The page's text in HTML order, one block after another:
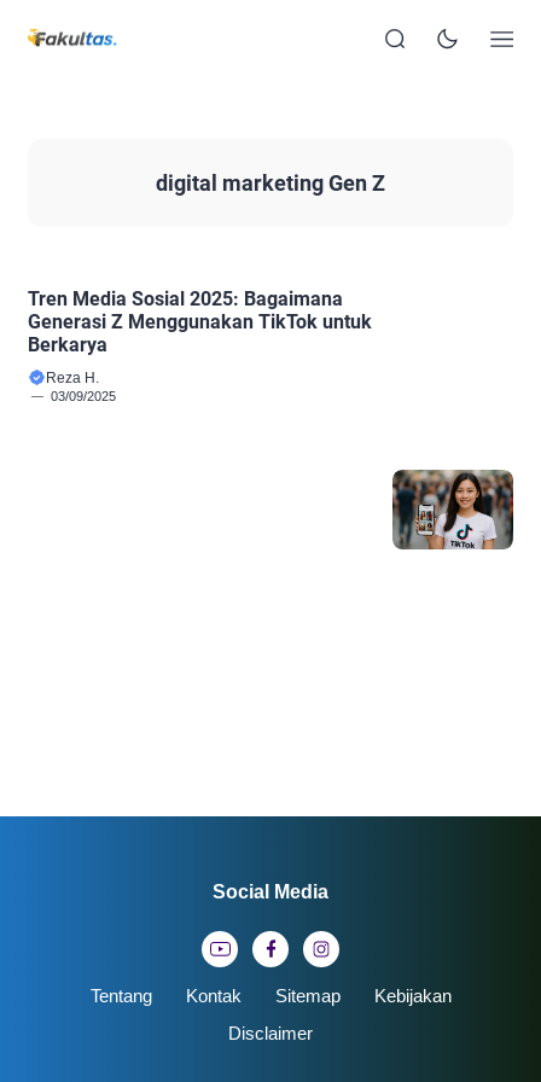
digital marketing Gen Z
Tren Media Sosial 2025: Bagaimana
Generasi Z Menggunakan TikTok untuk
Berkarya
Reza H.
03/09/2025
Tentang Kontak Sitemap
Kebijakan
Disclaimer
Social Media